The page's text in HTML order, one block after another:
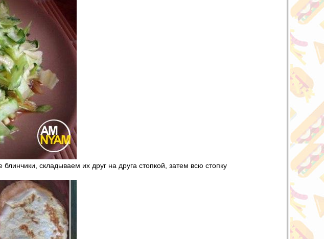
складываем их друг на друга стопкой, затем всю стопку